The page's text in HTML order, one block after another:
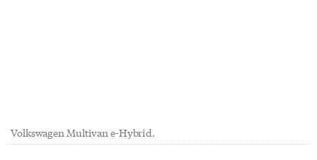
Volkswagen Multivan e-Hybrid.